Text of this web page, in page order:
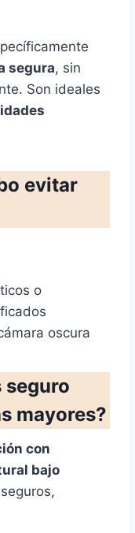
segura, sin
Son ideales
evitar
o
oscura
seguro
mayores?
con
bajo